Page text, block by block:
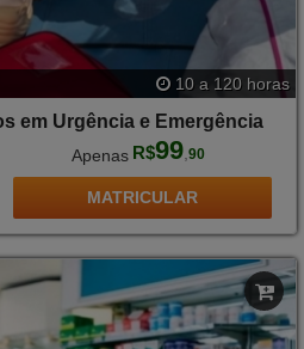
10 a 120 horas
em Urgência e Emergência
Apenas R$99, 90
MATRICULAR